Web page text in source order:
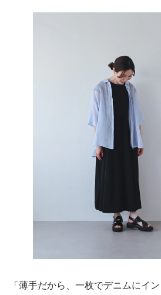
「薄手だから、一枚でデニムにイ